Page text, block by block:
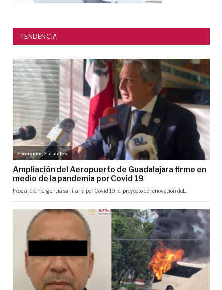
TENDENCIA